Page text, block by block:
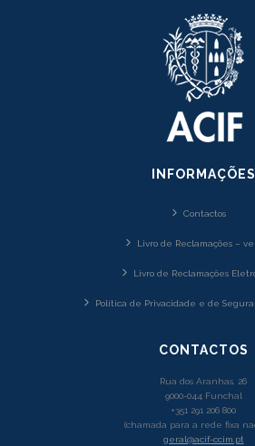
INFORMAÇÕES
Contactos
Livro de Reclamações –
Livro de Reclamações
Política de Privacidade e de
CONTACTOS
Rua dos Aranhas, 26
9000-044 Funchal
+351 291 206 800
(chamada para a rede fixa
geral@acif-ccim.pt